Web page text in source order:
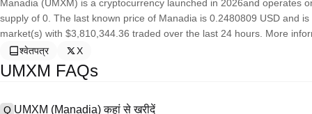
Manadia (UMXM) is a cryptocurrency launched in 2026and operates
supply of 0. The last known price of Manadia is 0.2480809 USD and
market(s) with $3,810,344.36 traded over the last 24 hours. More
श्वेतपत्र
X
UMXM FAQs
Q UMXM (Manadia) कहां से खरीदें